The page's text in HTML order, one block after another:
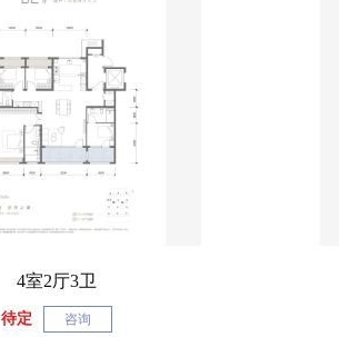
4室2厅3卫
待定 咨询